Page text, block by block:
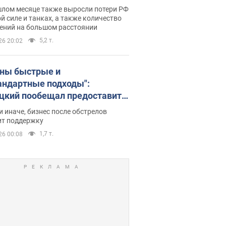
статистику
месяце также выросли потери РФ
силе и танках, а также количество
на большом расстоянии
20:02 5,2 т.
быстрые и
подходы":
пообещал предоставить
приоритетный доступ к
складским
иначе, бизнес после обстрелов
поддержку
00:08 1,7 т.